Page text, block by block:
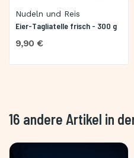
Nudeln und Reis
Eier-Tagliatelle frisch - 300 g
9,90 €
16 andere Artikel in